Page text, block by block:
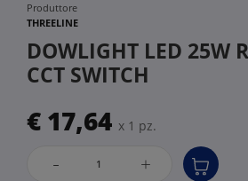
Produttore
THREELINE
DOWLIGHT LED 25W
CCT SWITCH
€ 17,64 x 1 pz.
- +